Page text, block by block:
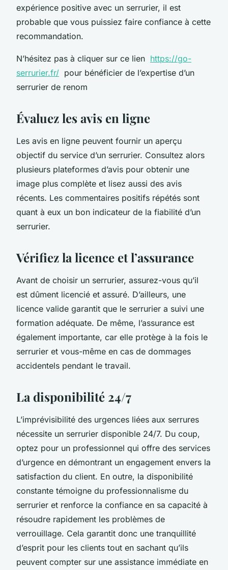
expérience positive avec un serrurier, il est
probable que vous puissiez faire confiance à cette
recommandation.
N’hésitez pas à cliquer sur ce lien https://go-
serrurier.fr/ pour bénéficier de l’expertise d’un
serrurier de renom
Évaluez les avis en ligne
Les avis en ligne peuvent fournir un aperçu
objectif du service d’un serrurier. Consultez alors
plusieurs plateformes d’avis pour obtenir une
image plus complète et lisez aussi des avis
récents. Les commentaires positifs répétés sont
quant à eux un bon indicateur de la fiabilité d’un
serrurier.
Vérifiez la licence et l’assurance
Avant de choisir un serrurier, assurez-vous qu’il
est dûment licencié et assuré. D’ailleurs, une
licence valide garantit que le serrurier a suivi une
formation adéquate. De même, l’assurance est
également importante, car elle protège à la fois le
serrurier et vous-même en cas de dommages
accidentels pendant le travail.
La disponibilité 24/7
L’imprévisibilité des urgences liées aux serrures
nécessite un serrurier disponible 24/7. Du coup,
optez pour un professionnel qui offre des services
d’urgence en démontrant un engagement envers la
satisfaction du client. En outre, la disponibilité
constante témoigne du professionnalisme du
serrurier et renforce la confiance en sa capacité à
résoudre rapidement les problèmes de
verrouillage. Cela garantit donc une tranquillité
d’esprit pour les clients tout en sachant qu’ils
peuvent compter sur une assistance immédiate en